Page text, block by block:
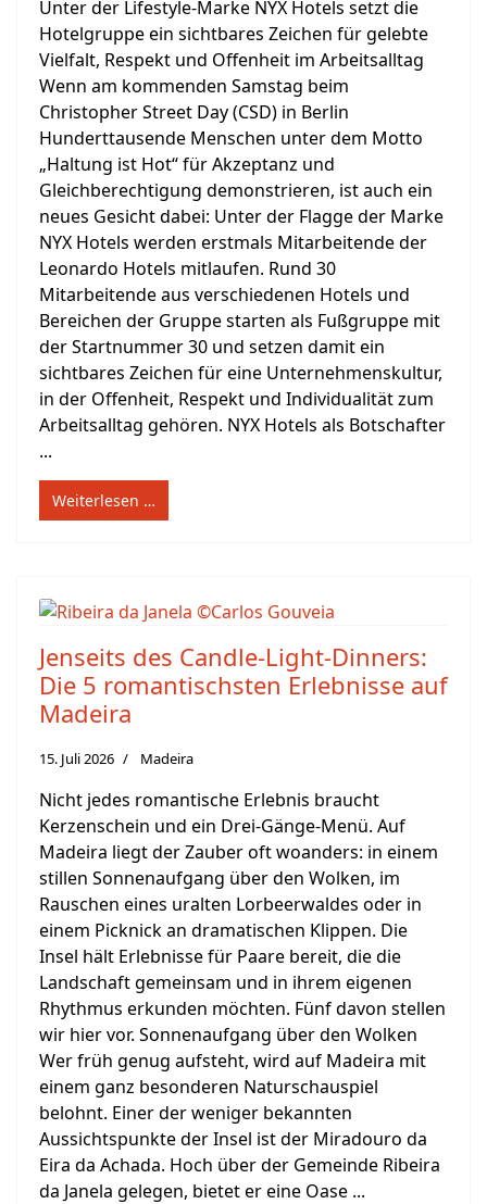
Unter der Lifestyle-Marke NYX Hotels setzt die
Hotelgruppe ein sichtbares Zeichen für gelebte
Vielfalt, Respekt und Offenheit im Arbeitsalltag
Wenn am kommenden Samstag beim
Christopher Street Day (CSD) in Berlin
Hunderttausende Menschen unter dem Motto
„Haltung ist Hot“ für Akzeptanz und
Gleichberechtigung demonstrieren, ist auch ein
neues Gesicht dabei: Unter der Flagge der Marke
NYX Hotels werden erstmals Mitarbeitende der
Leonardo Hotels mitlaufen. Rund 30
Mitarbeitende aus verschiedenen Hotels und
Bereichen der Gruppe starten als Fußgruppe mit
der Startnummer 30 und setzen damit ein
sichtbares Zeichen für eine Unternehmenskultur,
in der Offenheit, Respekt und Individualität zum
Arbeitsalltag gehören. NYX Hotels als Botschafter
...
Weiterlesen …
Jenseits des Candle-Light-Dinners:
Die 5 romantischsten Erlebnisse auf
Madeira
15. Juli 2026 Madeira
Nicht jedes romantische Erlebnis braucht
Kerzenschein und ein Drei-Gänge-Menü. Auf
Madeira liegt der Zauber oft woanders: in einem
stillen Sonnenaufgang über den Wolken, im
Rauschen eines uralten Lorbeerwaldes oder in
einem Picknick an dramatischen Klippen. Die
Insel hält Erlebnisse für Paare bereit, die die
Landschaft gemeinsam und in ihrem eigenen
Rhythmus erkunden möchten. Fünf davon stellen
wir hier vor. Sonnenaufgang über den Wolken
Wer früh genug aufsteht, wird auf Madeira mit
einem ganz besonderen Naturschauspiel
belohnt. Einer der weniger bekannten
Aussichtspunkte der Insel ist der Miradouro da
Eira da Achada. Hoch über der Gemeinde Ribeira
da Janela gelegen, bietet er eine Oase ...